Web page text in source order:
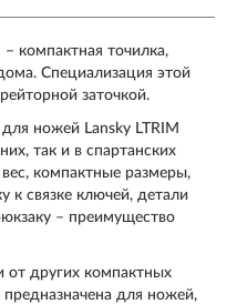
компактная точилка,
Специализация этой
заточкой.
ножей Lansky LTRIM
так и в спартанских
компактные размеры,
к связке ключей, детали
– преимущество
от других компактных
для ножей,